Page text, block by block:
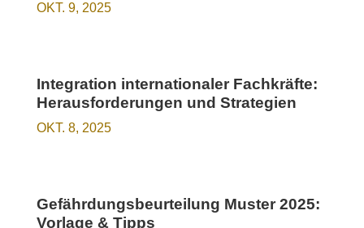
OKT. 9, 2025
Integration internationaler Fachkräfte:
Herausforderungen und Strategien
OKT. 8, 2025
Gefährdungsbeurteilung Muster 2025:
Vorlage & Tipps